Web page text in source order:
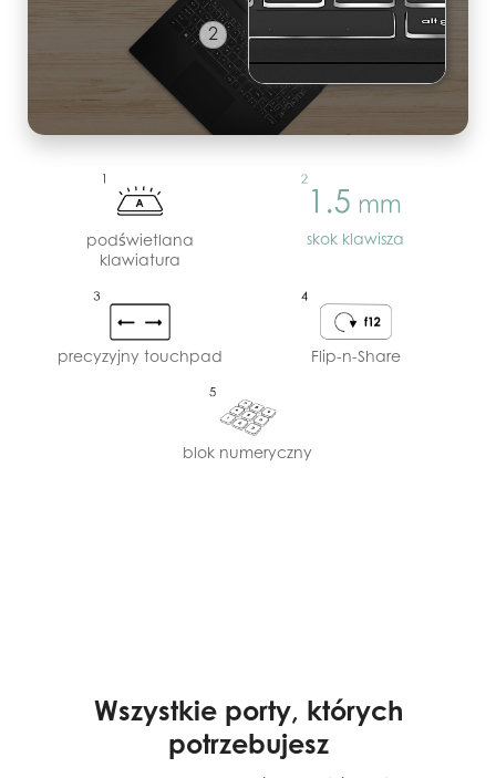
podświetlana
klawiatura
skok klawisza
precyzyjny touchpad Flip-n-Share
blok numeryczny
Wszystkie porty, których
potrzebujesz